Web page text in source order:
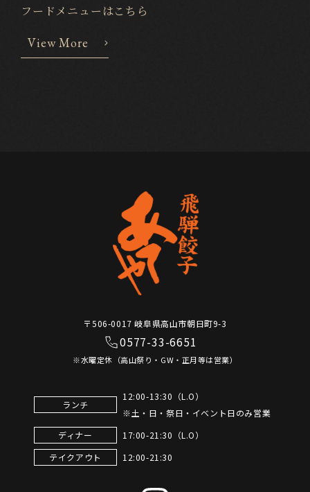
フードメニューはこちら
View More
〒506-0017 岐阜県高山市朝日町9-3
0577-33-6651
※水曜定休（高山祭り・GW・正月等は営業）
ランチ
12:00-13:30（L.O）
※土・日・祭日・イベント日のみ営業
ディナー 17:00-21:30（L.O）
テイクアウト 12:00-21:30